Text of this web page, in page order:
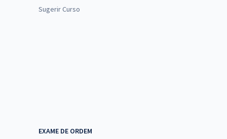
Sugerir Curso
EXAME DE ORDEM